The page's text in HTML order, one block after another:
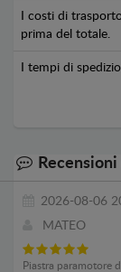
I costi di
prima del totale.
I tempi di
2026-08-06
MATEO
Piastra paramotore